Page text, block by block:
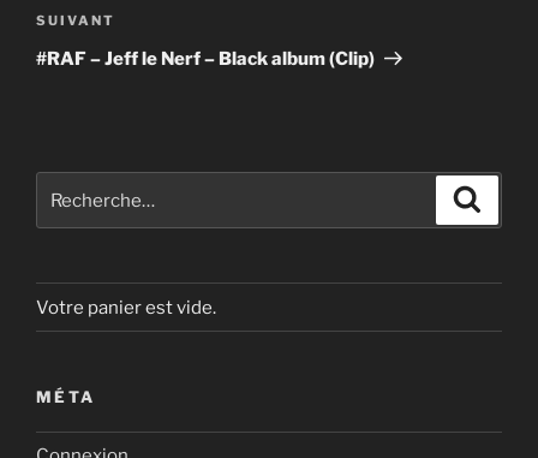
Article
suivant
SUIVANT
#RAF – Jeff le Nerf – Black album (Clip)
Votre panier est vide.
MÉTA